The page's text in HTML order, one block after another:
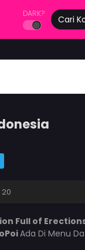
DARK?
Full of
Ada Di Menu